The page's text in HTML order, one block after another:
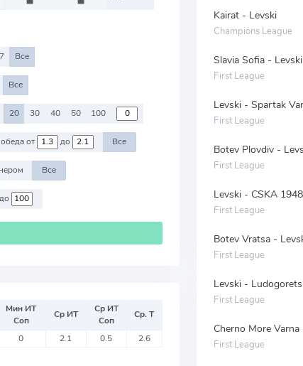
Все
Все
20 30 40 50 100
Победа от до Все
Все
до
Мин ИТ
Соп
Ср ИТ
Ср ИТ
Соп
Ср. Т
0 2.1 0.5 2.6
Kairat - Levski
Champions League
Slavia Sofia - Levski
First League
Levski - Spartak
First League
Botev Plovdiv -
First League
Levski - CSKA
First League
Botev Vratsa -
First League
Levski -
First League
Cherno More
First League